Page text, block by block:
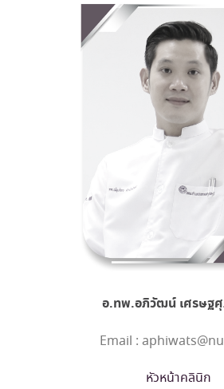
อ.ทพ.อภิวัฒน์ เศรษฐ
Email :
หัวหน้าคลินิก